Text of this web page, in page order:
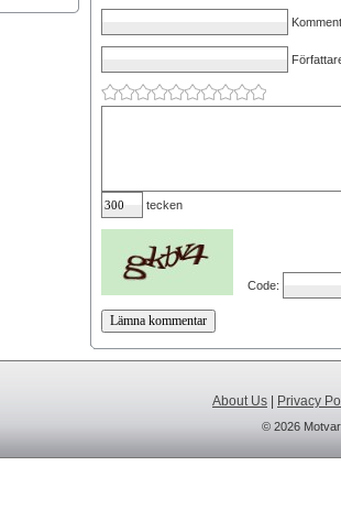
tecken
Code:
About Us Privacy
© 2026